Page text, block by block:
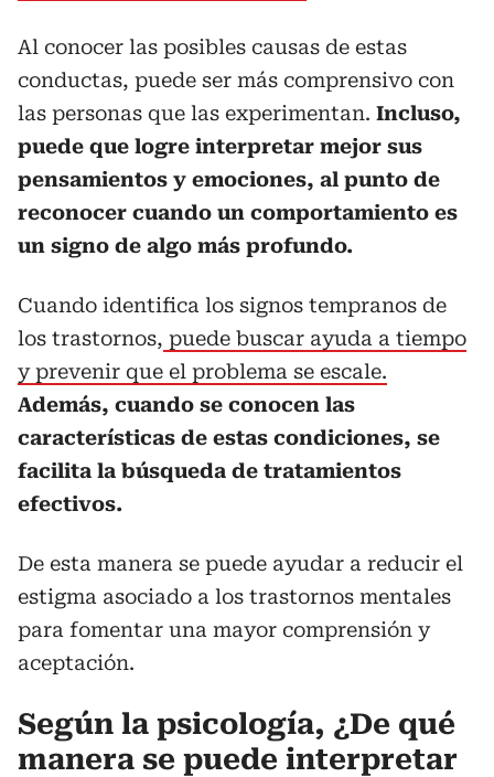
Al conocer las posibles causas de estas
conductas, puede ser más comprensivo con
las personas que las experimentan. Incluso,
puede que logre interpretar mejor sus
pensamientos y emociones, al punto de
reconocer cuando un comportamiento es
un signo de algo más profundo.
Cuando identifica los signos tempranos de
los trastornos, puede buscar ayuda a tiempo
y prevenir que el problema se escale.
Además, cuando se conocen las
características de estas condiciones, se
facilita la búsqueda de tratamientos
efectivos.
De esta manera se puede ayudar a reducir el
estigma asociado a los trastornos mentales
para fomentar una mayor comprensión y
aceptación.
Según la psicología, ¿De qué
manera se puede interpretar